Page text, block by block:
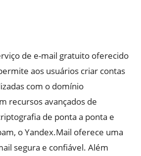
de e-mail gratuito oferecido
aos usuários criar contas
com o domínio
recursos avançados de
de ponta a ponta e
o Yandex.Mail oferece uma
segura e confiável. Além